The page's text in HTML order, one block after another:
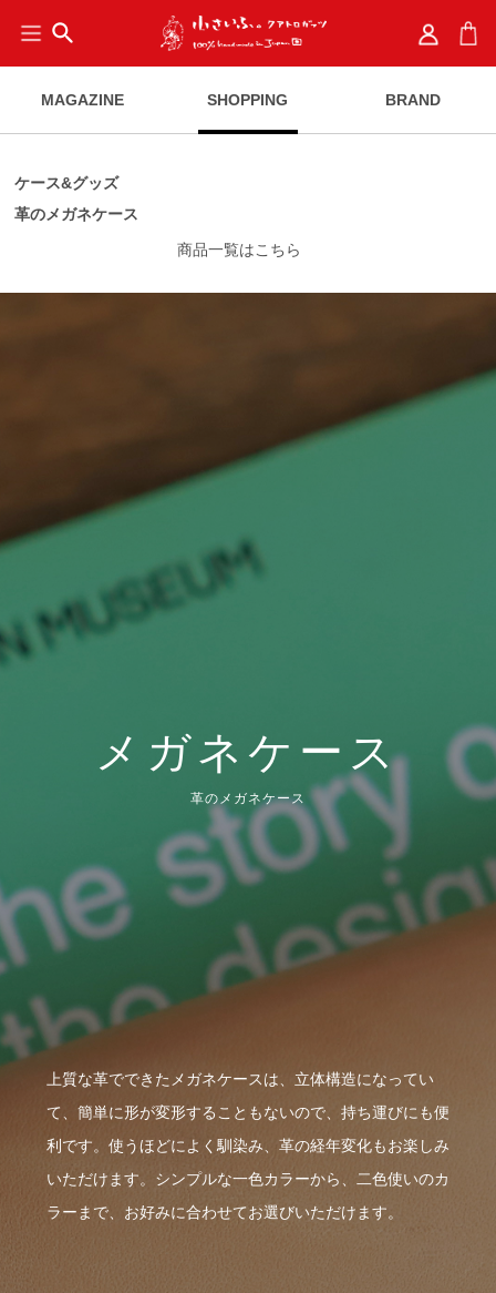
search
MAGAZINE SHOPPING BRAND
ケース&グッズ
革のメガネケース
商品一覧はこちら
メガネケース
革のメガネケース
上質な革でできたメガネケースは、立体構造になってい
て、簡単に形が変形することもないので、持ち運びにも便
利です。使うほどによく馴染み、革の経年変化もお楽しみ
いただけます。シンプルな一色カラーから、二色使いのカ
ラーまで、お好みに合わせてお選びいただけます。